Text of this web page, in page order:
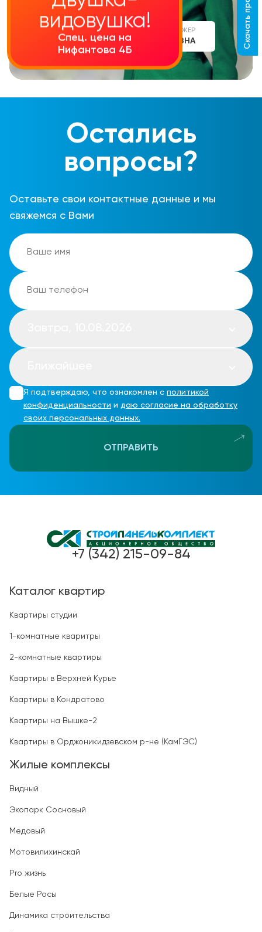
СТАРШИЙ МЕНЕДЖЕР
АЛИНА СЕРГЕЕВНА
Остались
вопросы?
Оставьте свои контактные данные и мы
свяжемся с Вами
Я подтверждаю, что ознакомлен с политикой
конфиденциальности и даю согласие на обработку
своих персональных данных.
ОТПРАВИТЬ
+7 (342) 215-09-84
Каталог квартир
Квартиры студии
1-комнатные кваритры
2-комнатные квартиры
Квартиры в Верхней Курье
Квартиры в Кондратово
Квартиры на Вышке-2
Квартиры в Орджоникидзевском р-не (КамГЭС)
Жилые комплексы
Видный
Экопарк Сосновый
Медовый
Мотовилихинскай
Pro жизнь
Белые Росы
Динамика строительства
видовушка!
Спец. цена на
Нифантова 4Б